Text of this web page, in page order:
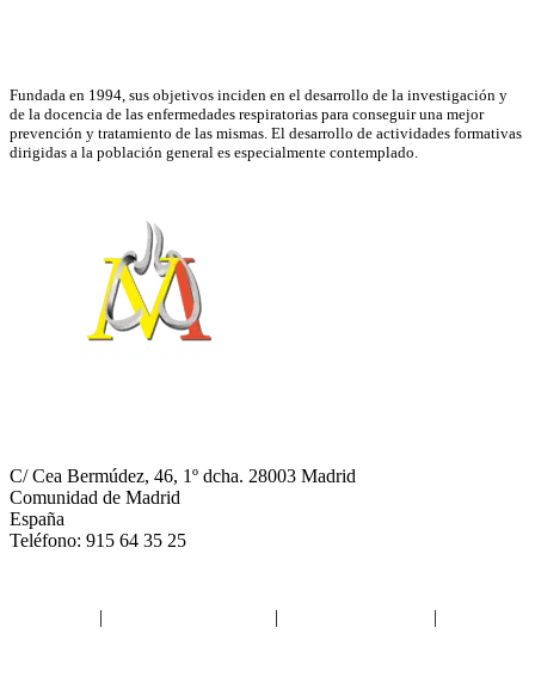
Fundada en 1994, sus objetivos inciden en el desarrollo de la investigación y
de la docencia de las enfermedades respiratorias para conseguir una mejor
prevención y tratamiento de las mismas. El desarrollo de actividades formativas
dirigidas a la población general es especialmente contemplado.
C/ Cea Bermúdez, 46, 1º dcha. 28003 Madrid
Comunidad de Madrid
España
Teléfono: 915 64 35 25
| | |